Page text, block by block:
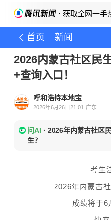
· 获取全网一手
首页 新闻
2026内蒙古社区民
+查询入口！
呼和浩特本地宝
2026年6月26日21:01 广东
问AI · 2026年内蒙古社区
生？
考生
2026年内蒙古
成绩将于6